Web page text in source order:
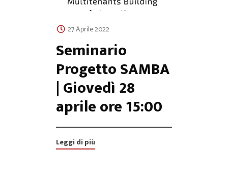
27 Aprile 2022
Seminario
Progetto SAMBA
| Giovedì 28
aprile ore 15:00
Leggi di più